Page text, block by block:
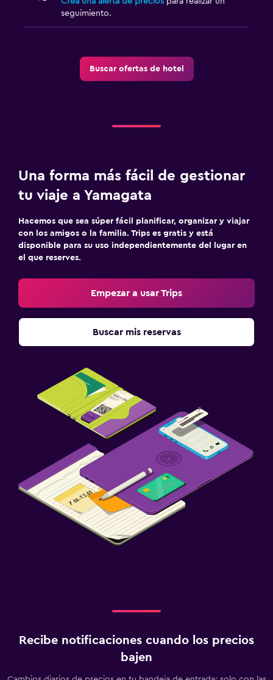
seguimiento.
Buscar ofertas de hotel
Una forma más fácil de gestionar
tu viaje a Yamagata
Hacemos que sea súper fácil planificar, organizar y viajar
con los amigos o la familia. Trips es gratis y está
disponible para su uso independientemente del lugar en
el que reserves.
Empezar a usar Trips
Buscar mis reservas
Recibe notificaciones cuando los precios
bajen